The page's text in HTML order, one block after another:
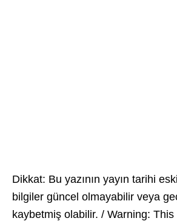
Dikkat: Bu yazının yayın tarihi
bilgiler güncel olmayabilir veya
kaybetmiş olabilir. / Warning: